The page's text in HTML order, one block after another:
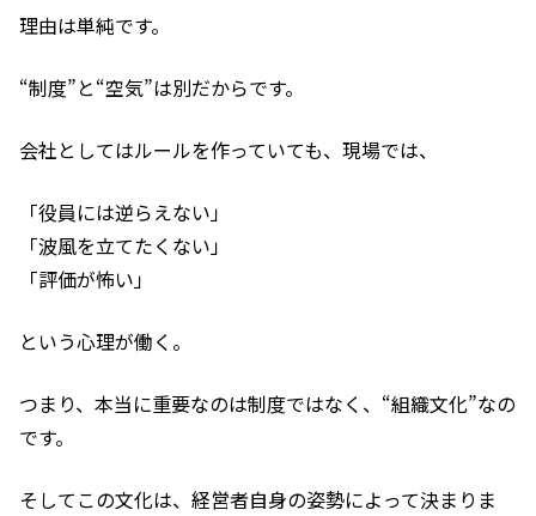
理由は単純です。
“制度”と“空気”は別だからです。
会社としてはルールを作っていても、現場では、
「役員には逆らえない」
「波風を立てたくない」
「評価が怖い」
という心理が働く。
つまり、本当に重要なのは制度ではなく、“組織文化”なの
です。
そしてこの文化は、経営者自身の姿勢によって決まりま